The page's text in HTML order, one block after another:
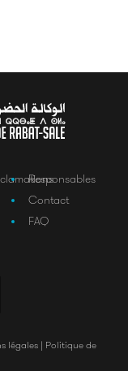
Responsables
Contact
FAQ
légales | Politique de